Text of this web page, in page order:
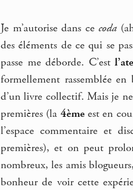
Je m’autorise dans ce coda
des éléments de ce qui se
passe me déborde. C’est
formellement rassemblée
d’un livre collectif. Mais je
premières (la 4èmeest en
l’espace commentaire et
premières), et on peut
nombreux, les amis
bonheur de voir cette